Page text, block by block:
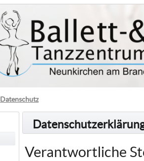
Datenschutz
Verantwortliche